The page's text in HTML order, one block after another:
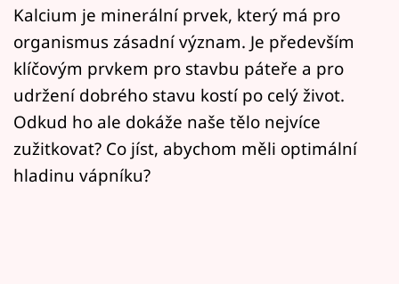
Přihlášení
Sledujte nás
Kalcium je minerální prvek, který má pro
organismus zásadní význam. Je především
klíčovým prvkem pro stavbu páteře a pro
udržení dobrého stavu kostí po celý život.
Odkud ho ale dokáže naše tělo nejvíce
zužitkovat? Co jíst, abychom měli optimální
hladinu vápníku?